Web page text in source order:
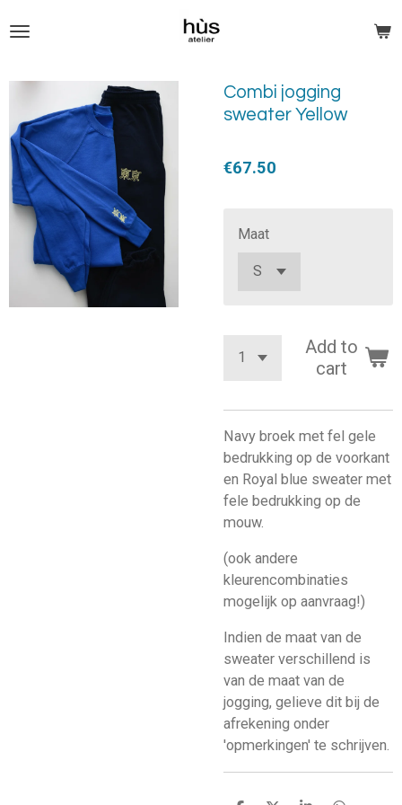
to
content
Combi jogging
sweater Yellow
€67.50
Maat
Add to
cart
Navy broek met fel gele
bedrukking op de voorkant
en Royal blue sweater met
fele bedrukking op de
mouw.
(ook andere
kleurencombinaties
mogelijk op aanvraag!)
Indien de maat van de
sweater verschillend is
van de maat van de
jogging, gelieve dit bij de
afrekening onder
'opmerkingen' te schrijven.